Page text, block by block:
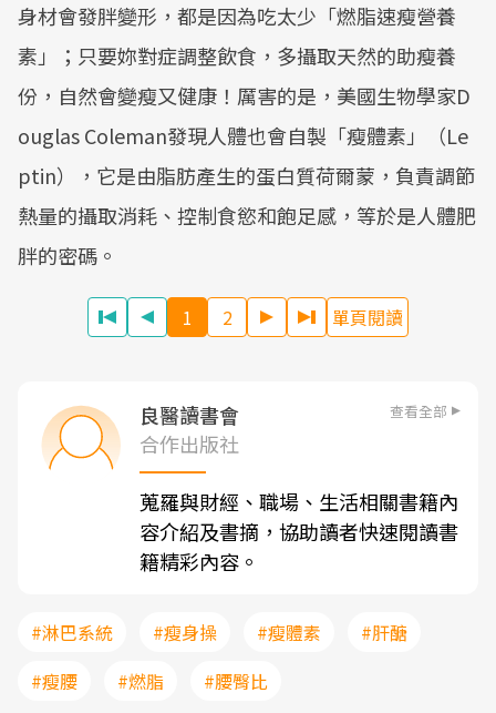
身材會發胖變形，都是因為吃太少「燃脂速瘦營養
素」；只要妳對症調整飲食，多攝取天然的助瘦養
份，自然會變瘦又健康！厲害的是，美國生物學家D
ouglas Coleman發現人體也會自製「瘦體素」（Le
ptin），它是由脂肪產生的蛋白質荷爾蒙，負責調節
熱量的攝取消耗、控制食慾和飽足感，等於是人體肥
胖的密碼。
1 2 單頁閱讀
良醫讀書會 查看全部
合作出版社
蒐羅與財經、職場、生活相關書籍內
容介紹及書摘，協助讀者快速閱讀書
籍精彩內容。
#淋巴系統 #瘦身操 #瘦體素
#肝醣
#瘦腰
#燃脂 #腰臀比